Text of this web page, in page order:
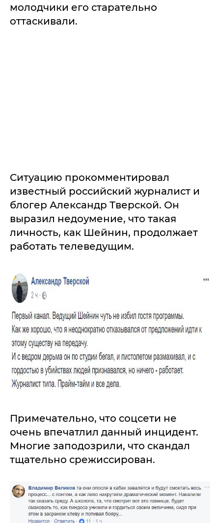
молодчики его старательно
оттаскивали.
Ситуацию прокомментировал
известный российский журналист и
блогер Александр Тверской. Он
выразил недоумение, что такая
личность, как Шейнин, продолжает
работать телеведущим.
Примечательно, что соцсети не
очень впечатлил данный инцидент.
Многие заподозрили, что скандал
тщательно срежиссирован.